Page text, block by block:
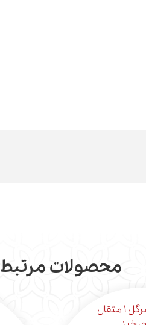
محصولات مرتبط